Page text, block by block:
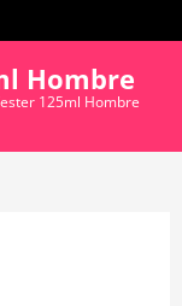
Hombre
125ml Hombre